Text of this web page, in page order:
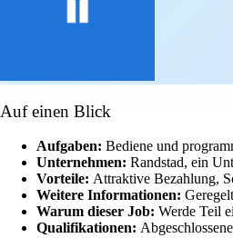
Auf einen Blick
Aufgaben: Bediene und
Unternehmen: Randstad, ein
Vorteile: Attraktive Bezahlung,
Weitere Informationen:
Warum dieser Job: Werde Teil
Qualifikationen: